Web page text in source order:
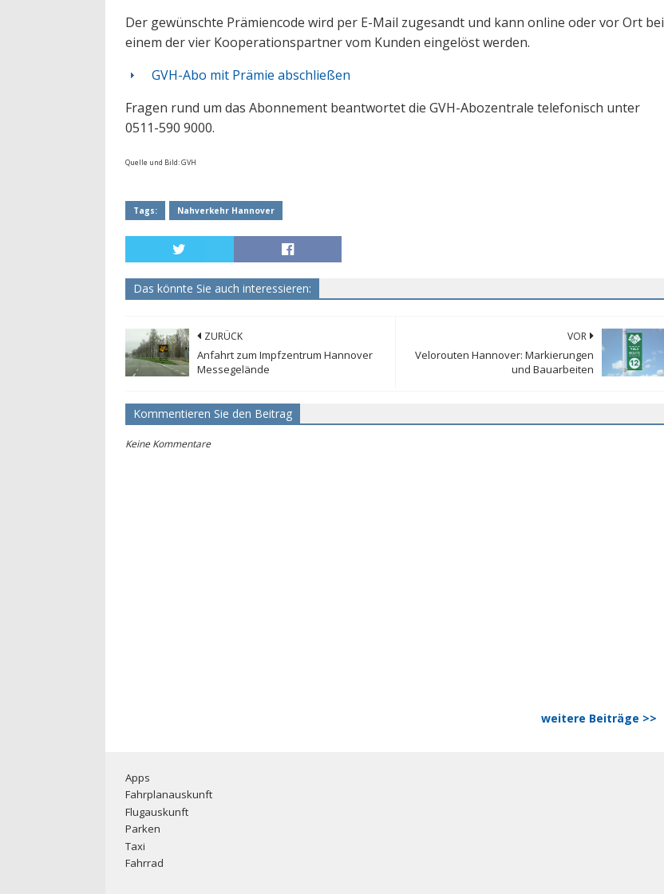
Der gewünschte Prämiencode wird per E-Mail zugesandt und kann online oder vor Ort bei
einem der vier Kooperationspartner vom Kunden eingelöst werden.
GVH-Abo mit Prämie abschließen
Fragen rund um das Abonnement beantwortet die GVH-Abozentrale telefonisch unter
0511-590 9000.
Quelle und Bild: GVH
Tags: Nahverkehr Hannover
Das könnte Sie auch interessieren:
VOR
Velorouten Hannover: Markierungen
und Bauarbeiten
ZURÜCK
Anfahrt zum Impfzentrum Hannover
Messegelände
Kommentieren Sie den Beitrag
Keine Kommentare
weitere Beiträge >>
Apps
Fahrplanauskunft
Flugauskunft
Parken
Taxi
Fahrrad